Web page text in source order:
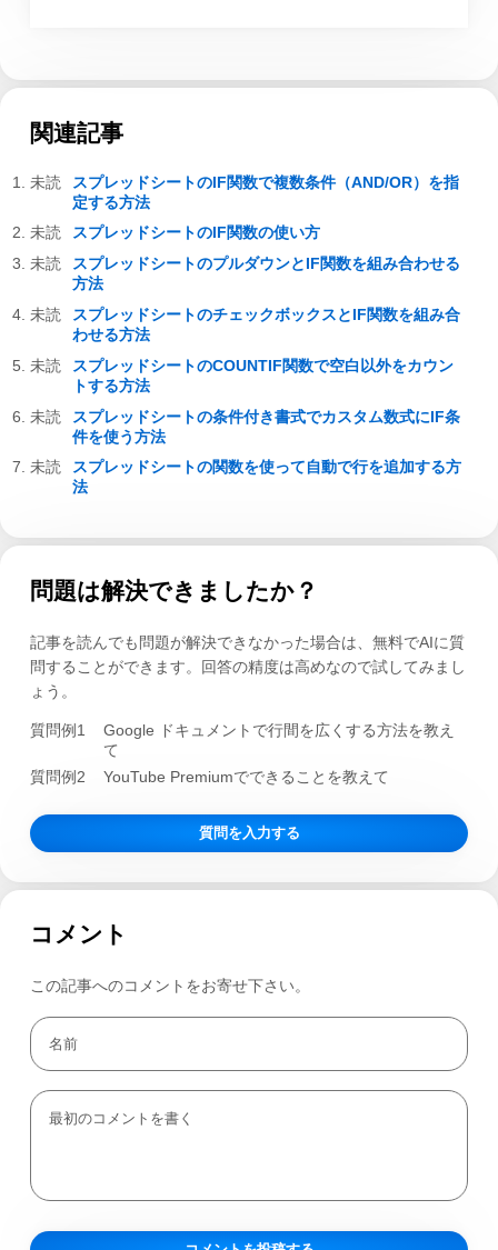
関連記事
スプレッドシートのIF関数で複数条件（AND/OR）を指
定する方法
スプレッドシートのIF関数の使い方
スプレッドシートのプルダウンとIF関数を組み合わせる
方法
スプレッドシートのチェックボックスとIF関数を組み合
わせる方法
スプレッドシートのCOUNTIF関数で空白以外をカウン
トする方法
スプレッドシートの条件付き書式でカスタム数式にIF条
件を使う方法
スプレッドシートの関数を使って自動で行を追加する方
法
問題は解決できましたか？
記事を読んでも問題が解決できなかった場合は、無料でAIに質
問することができます。回答の精度は高めなので試してみまし
ょう。
質問例1
Google ドキュメントで行間を広くする方法を教え
て
質問例2
YouTube Premiumでできることを教えて
質問を入力する
コメント
この記事へのコメントをお寄せ下さい。